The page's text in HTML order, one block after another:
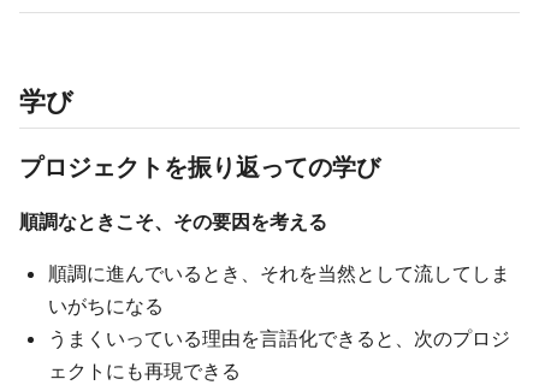
学び
プロジェクトを振り返っての学び
順調なときこそ、その要因を考える
順調に進んでいるとき、それを当然として流してしま
いがちになる
うまくいっている理由を言語化できると、次のプロジ
ェクトにも再現できる